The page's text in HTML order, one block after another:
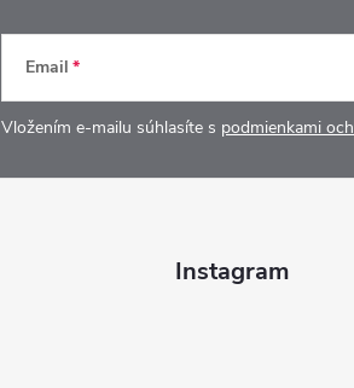
Email
Vložením e-mailu súhlasíte s podmienkami
Instagram